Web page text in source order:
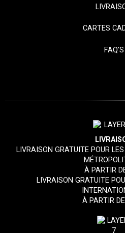
CARTES
FAQ'S
LIVRAISON GRATUITE POUR
À PARTIR
LIVRAISON GRATUITE
À PARTIR